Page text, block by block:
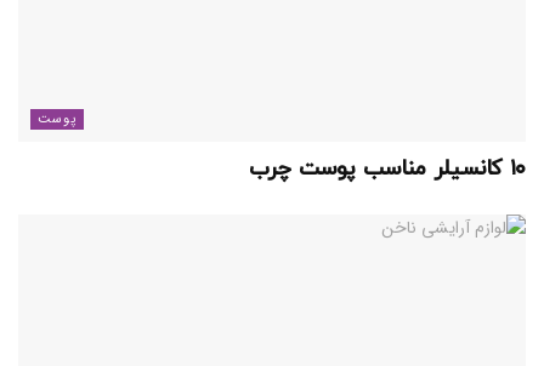
پوست
۱۰ کانسیلر مناسب پوست چرب